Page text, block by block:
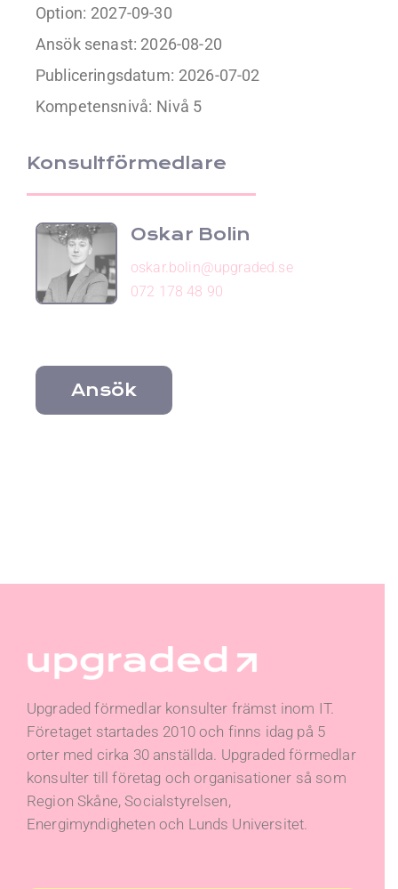
Option: 2027-09-30
Ansök senast: 2026-08-20
Publiceringsdatum: 2026-07-02
Kompetensnivå: Nivå 5
Konsultförmedlare
Oskar Bolin
oskar.bolin@upgraded.se
072 178 48 90
Ansök
Upgraded förmedlar konsulter främst inom IT.
Företaget startades 2010 och finns idag på 5
orter med cirka 30 anställda. Upgraded förmedlar
konsulter till företag och organisationer så som
Region Skåne, Socialstyrelsen,
Energimyndigheten och Lunds Universitet.